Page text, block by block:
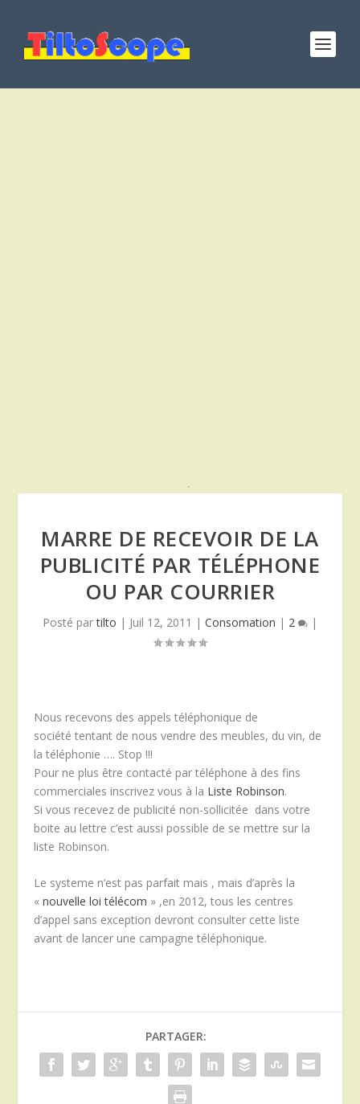
MARRE DE RECEVOIR DE LA
PUBLICITÉ PAR TÉLÉPHONE
OU PAR COURRIER
Posté partilto | Juil 12, 2011 | Consomation | 2 |
Nous recevons des appels téléphonique de
société tentant de nous vendre des meubles, du vin, de
la téléphonie …. Stop !!!
Pour ne plus être contacté par téléphone à des fins
commerciales inscrivez vous à la Liste Robinson.
Si vous recevez de publicité non-sollicitée dans votre
boite au lettre c’est aussi possible de se mettre sur la
liste Robinson.
Le systeme n’est pas parfait mais , mais d’après la
«nouvelle loi télécom » ,en 2012, tous les centres
d’appel sans exception devront consulter cette liste
avant de lancer une campagne téléphonique.
PARTAGER: